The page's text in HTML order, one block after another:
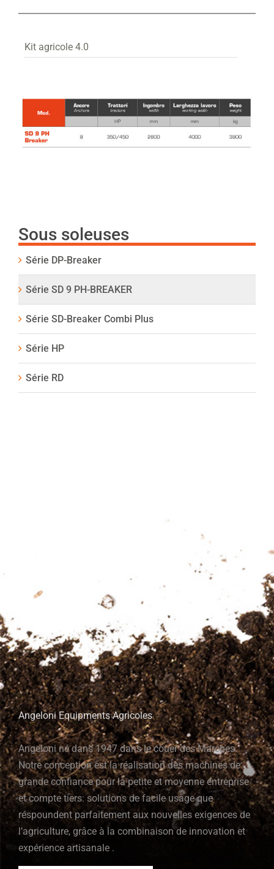
Kit agricole 4.0
Sous soleuses
Série DP-Breaker
Série SD 9 PH-BREAKER
Série SD-Breaker Combi Plus
Série HP
Série RD
Angeloni Equipments Agricoles
Angeloni né dans 1947 dans le couer des Marches.
Notre conception est la réalisation des machines de
grande confiance pour la petite et moyenne entreprise
et compte tiers: solutions de facile usage que
réspoundent parfaitement aux nouvelles exigences de
l’agriculture, grâce à la combinaison de innovation et
expérience artisanale .